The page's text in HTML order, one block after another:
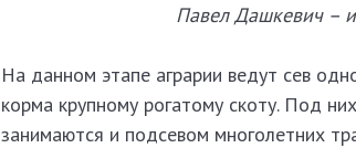
Павел Дашкевич –
На данном этапе аграрии ведут сев
корма крупному рогатому скоту. Под
занимаются и подсевом многолетних